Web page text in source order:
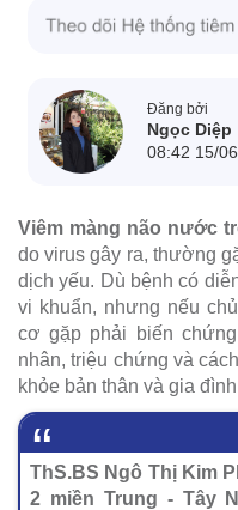
Đăng bởi
Ngọc Diệp
08:42 15/
Viêm màng não nước
do virus gây ra, thường
dịch yếu. Dù bệnh có
vi khuẩn, nhưng nếu
cơ gặp phải biến
nhân, triệu chứng và
khỏe bản thân và gia
ThS.BS Ngô Thị Kim
2 miền Trung - Tây